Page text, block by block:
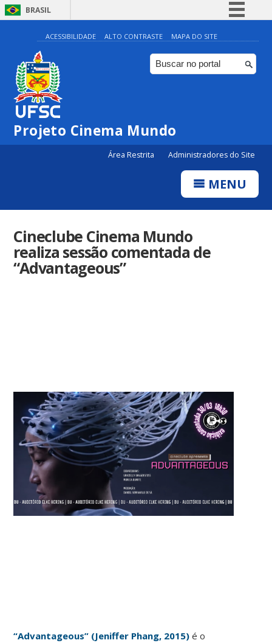
BRASIL
Simplifique!
Comunica BR
Participe
ACESSIBILIDADE ALTO CONTRASTE MAPA DO SITE
Projeto Cinema Mundo
Área Restrita Administradores do Site
MENU
Cineclube Cinema Mundo
realiza sessão comentada de
“Advantageous”
“Advantageous” (Jeniffer Phang, 2015) é o